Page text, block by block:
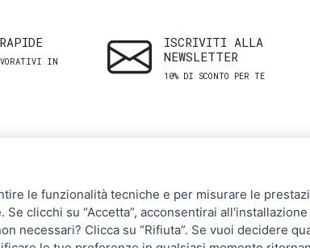
IN
ISCRIVITI ALLA
NEWSLETTER
10% DI SCONTO PER TE
CLIENTI
le funzionalità tecniche e per misurare le
clicchi su “Accetta”, acconsentirai
necessari? Clicca su “Rifiuta”. Se vuoi decidere